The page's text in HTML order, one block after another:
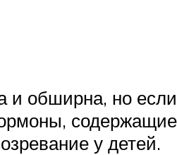
обширна, но если
у детей.